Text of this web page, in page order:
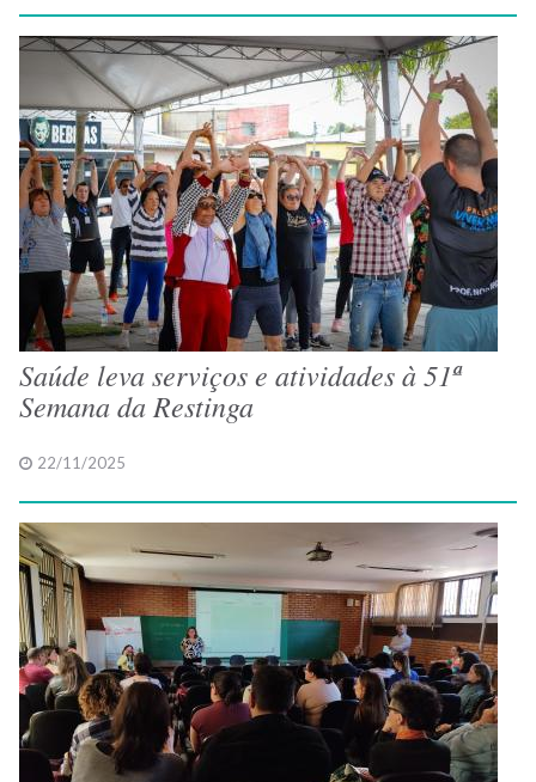
Saúde leva serviços e atividades à 51ª
Semana da Restinga
22/11/2025